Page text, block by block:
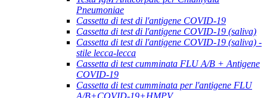
Pneumoniae
Cassetta di test di l'antigene COVID-19
Cassetta di test di l'antigene COVID-19 (saliva)
Cassetta di test di l'antigene COVID-19 (saliva) -
stile lecca-lecca
Cassetta di test cumminata FLU A/B + Antigene
COVID-19
Cassetta di test cumminata per l'antigene FLU
A/B+COVID-19+HMPV